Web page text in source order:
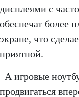
дисплеями с
обеспечат более
экране, что
приятной.
А игровые
продвигаться